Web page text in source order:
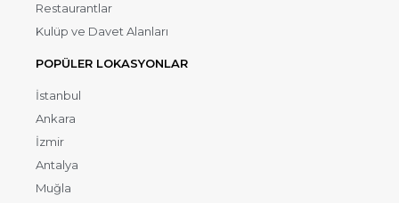
Restaurantlar
Kulüp ve Davet Alanları
POPÜLER LOKASYONLAR
İstanbul
Ankara
İzmir
Antalya
Muğla